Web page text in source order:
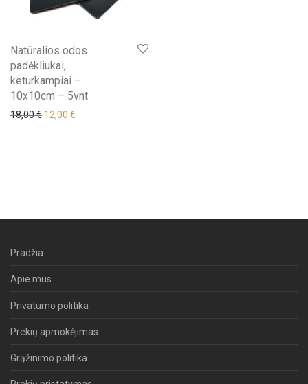
Natūralios odos
padėkliukai,
keturkampiai –
10x10cm – 5vnt
18,00€ 12,00 €
Pradžia
Apie mus
Privatumo politika
Prekių apmokėjimas
Grąžinimo politika